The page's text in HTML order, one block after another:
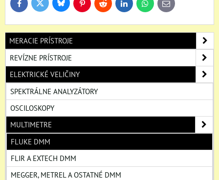
FacebookTwitter BlueskyPinterestReddit LinkedInWhatsApp
E-
mail
MERACIE PRÍSTROJE
REVÍZNE PRÍSTROJE
ELEKTRICKÉ VELIČINY
SPEKTRÁLNE ANALYZÁTORY
OSCILOSKOPY
MULTIMETRE
FLUKE DMM
FLIR A EXTECH DMM
MEGGER, METREL A OSTATNÉ DMM